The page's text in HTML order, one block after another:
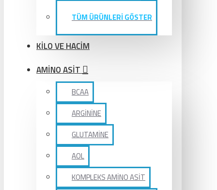
TÜM ÜRÜNLERİ GÖSTER
KİLO VE HACİM
AMİNO ASİT
BCAA
ARGİNİNE
GLUTAMİNE
AOL
KOMPLEKS AMİNO ASİT